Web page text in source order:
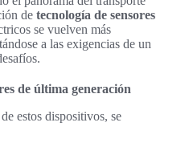
de tecnología de sensores
se vuelven más
a las exigencias de un
de última generación
estos dispositivos, se